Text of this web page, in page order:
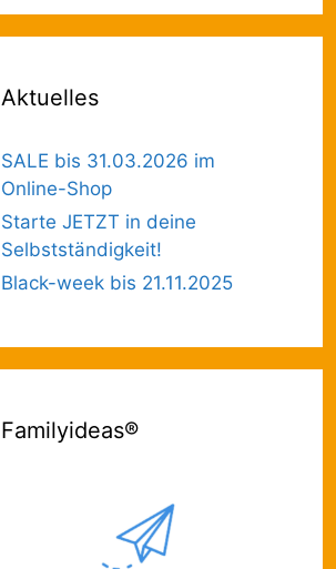
Aktuelles
SALE bis 31.03.2026 im
Online-Shop
Starte JETZT in deine
Selbstständigkeit!
Black-week bis 21.11.2025
Familyideas®